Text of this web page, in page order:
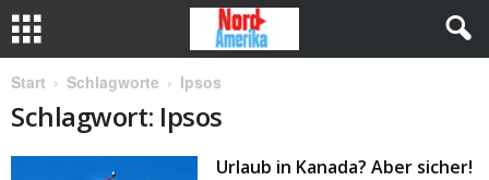
Start Schlagworte Ipsos
Schlagwort: Ipsos
Urlaub in Kanada? Aber sicher!